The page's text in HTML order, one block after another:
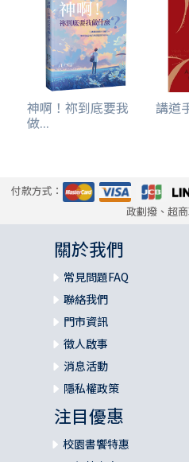
神啊！祢到底要我
做...
講道
付款方式：
政劃撥、超
關於我們
常見問題FAQ
聯絡我們
門市資訊
徵人啟事
消息活動
隱私權政策
注目優惠
校園書饗特惠